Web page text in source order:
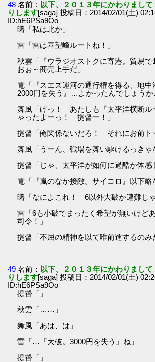
48 名前： 以下、２０１３年にかわりまし
りします[saga] 投稿日：2014/02/01(土)
ID:hE6PSa9Oo
曙「私は北か」
雷「雷は喜望峰ルートね！」
秋雲「『ウラジオストクに寄港。貿易で
おぉ～商売上手だ」
電「『スエズ運河の通行権を得る、地中
2000円を失う』…よかったんでしょうか
舞風「げっ！ あたしも『太平洋横断ル
ゃったよーっ！ 提督ー！」
提督「俺関係ないだろ！ それにお前ト
舞風「うーん、戦場を舞い駆けるっきゃ
提督「じゃ、太平洋が如何に過酷か体感
電「『嵐のなか接敵。サイコロ』以下略
曙「なによこれ！ 6以外大破か遭難じゃ
雷「6も小破でまったく希望が無いけど
司令！」
提督「不屈の精神を以て唯前進するのみ
49 名前： 以下、２０１３年にかわりまし
りします[saga] 投稿日：2014/02/01(土)
ID:hE6PSa9Oo
提督「」
秋雲「……」
舞風「あは、は」
雷「…『大破。3000円を失う』ね」
提督「」